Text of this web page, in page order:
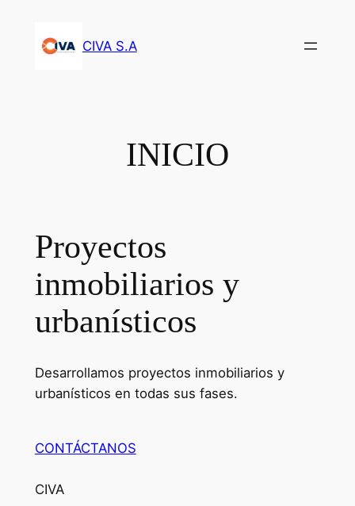
contenido
CIVA S.A
INICIO
Proyectos
inmobiliarios y
urbanísticos
Desarrollamos proyectos inmobiliarios y
urbanísticos en todas sus fases.
CONTÁCTANOS
CIVA